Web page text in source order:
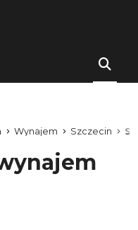
Wynajem Szczecin